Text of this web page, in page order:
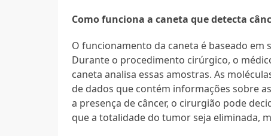
Como funciona a caneta que detecta
O funcionamento da caneta é baseado
Durante o procedimento cirúrgico, o
caneta analisa essas amostras. As
de dados que contém informações sobre
a presença de câncer, o cirurgião pode
que a totalidade do tumor seja eliminada,